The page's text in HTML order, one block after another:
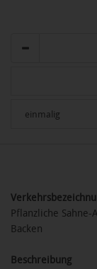
Pflanzliche
Backen
Beschreibung